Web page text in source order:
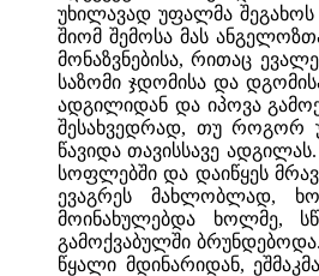
უხილავად უფალმა შეგახოს
შიომ შემოსა მას
მონაზვნებისა, რითაც
საზომი ჯდომისა და
ადგილიდან და იპოვა
შესახვედრად, თუ როგორ
წავიდა თავისსავე
სოფლებში და დაიწყეს
ევაგრეს მახლობლად,
მოინახულებდა ხოლმე,
გამოქვაბულში
წყალი მდინარიდან,